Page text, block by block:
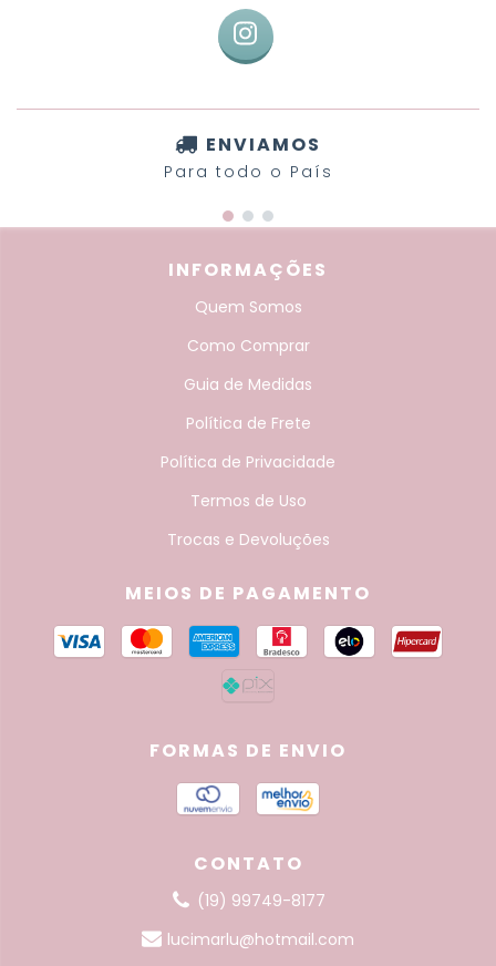
ENVIAMOS
Para todo o País
INFORMAÇÕES
Quem Somos
Como Comprar
Guia de Medidas
Política de Frete
Política de Privacidade
Termos de Uso
Trocas e Devoluções
MEIOS DE PAGAMENTO
FORMAS DE ENVIO
CONTATO
(19) 99749-8177
lucimarlu@hotmail.com